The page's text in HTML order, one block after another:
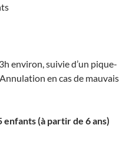
environ, suivie d’un pique-
en cas de mauvais
(à partir de 6 ans)